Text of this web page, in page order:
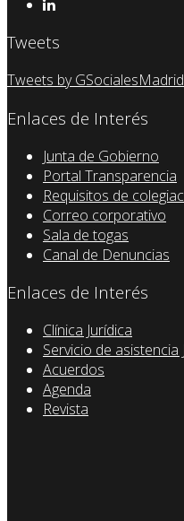
Tweets
Tweets by GSocialesMadrid
Enlaces de Interés
Junta de Gobierno
Portal Transparencia
Requisitos de
Correo corporativo
Sala de togas
Canal de Denuncias
Enlaces de Interés
Clínica Jurídica
Servicio de asistencia
Acuerdos
Agenda
Revista